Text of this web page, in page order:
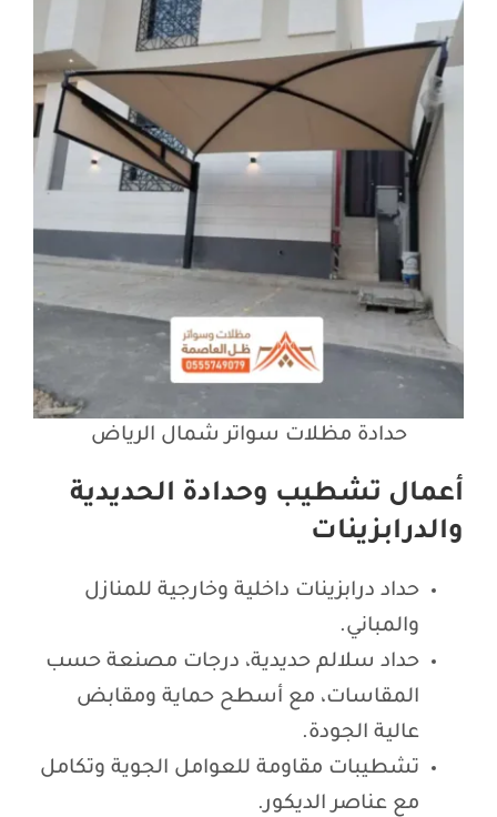
حدادة مظلات سواتر شمال الرياض
أعمال تشطيب وحدادة الحديدية
والدرابزينات
حداد درابزينات داخلية وخارجية للمنازل
والمباني.
حداد سلالم حديدية، درجات مصنعة حسب
المقاسات، مع أسطح حماية ومقابض
عالية الجودة.
تشطيبات مقاومة للعوامل الجوية وتكامل
مع عناصر الديكور.